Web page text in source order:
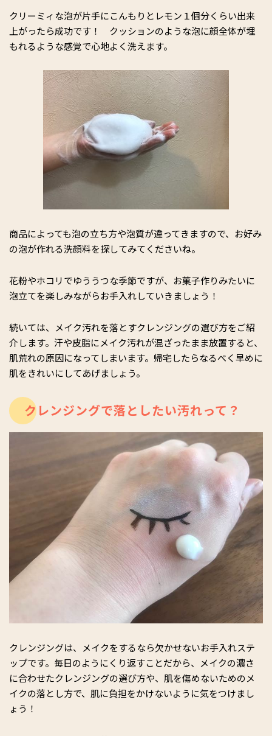
クリーミィな泡が片手にこんもりとレモン１個分くらい出来
上がったら成功です！ クッションのような泡に顔全体が埋
もれるような感覚で心地よく洗えます。
商品によっても泡の立ち方や泡質が違ってきますので、お好み
の泡が作れる洗顔料を探してみてくださいね。
花粉やホコリでゆううつな季節ですが、お菓子作りみたいに
泡立てを楽しみながらお手入れしていきましょう！
続いては、メイク汚れを落とすクレンジングの選び方をご紹
介します。汗や皮脂にメイク汚れが混ざったまま放置すると、
肌荒れの原因になってしまいます。帰宅したらなるべく早めに
肌をきれいにしてあげましょう。
クレンジングで落としたい汚れって？
クレンジングは、メイクをするなら欠かせないお手入れステ
ップです。毎日のようにくり返すことだから、メイクの濃さ
に合わせたクレンジングの選び方や、肌を傷めないためのメ
イクの落とし方で、肌に負担をかけないように気をつけまし
ょう！